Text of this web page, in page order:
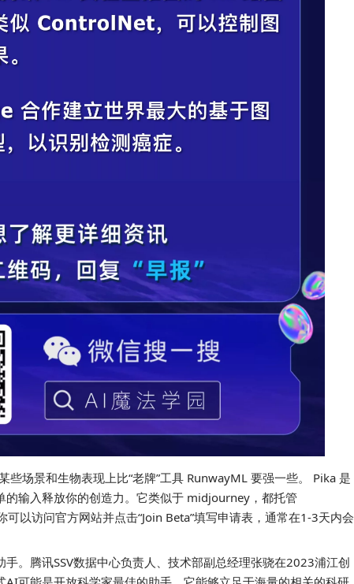
些场景和生物表现上比“老牌”工具 RunwayML 要强一些。 Pika 是
的输入释放你的创造力。它类似于 midjourney，都托管
以访问官方网站并点击“Join Beta”填写申请表，通常在1-3天内会
。腾讯SSV数据中心负责人、技术部副总经理张骁在2023浦江创